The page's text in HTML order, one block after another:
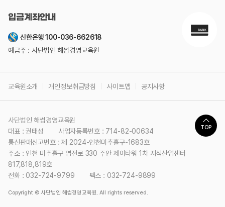
입금계좌안내
신한은행 100-036-662618
예금주 : 사단법인 해썹경영교육원
교육원소개 개인정보취급방침 사이트맵 공지사항
사단법인 해썹경영교육원
대표 : 권태성
사업자등록번호 : 714-82-00634
통신판매신고번호 : 제 2024-인천미추홀구-1683호
주소 : 인천 미추홀구 염전로 330 주안 제이타워 1차 지식산업센터
817,818,819호
전화 : 032-724-9799
팩스 : 032-724-9899
Copyright © 사단법인 해썹경영교육원. All rights reserved.
TOP